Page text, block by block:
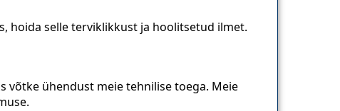
hoida selle terviklikkust ja hoolitsetud ilmet.
võtke ühendust meie tehnilise toega. Meie